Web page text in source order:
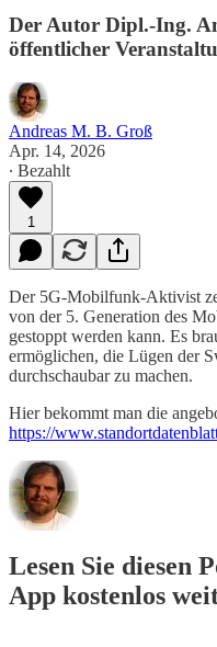
Der Autor Dipl.-Ing.
öffentlicher
Andreas M. B. Groß
Apr. 14, 2026
∙ Bezahlt
1
Der 5G-Mobilfunk-Aktivist
von der 5. Generation des
gestoppt werden kann. Es
ermöglichen, die Lügen der
durchschaubar zu machen.
Hier bekommt man die
https://
Lesen Sie diesen
App kostenlos